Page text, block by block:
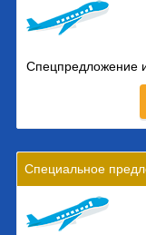
Спецпредложение
Специальное